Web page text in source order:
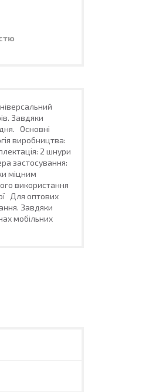
Завдяки
Основні
виробництва:
2 шнури
застосування:
міцним
використання
Для оптових
Завдяки
мобільних